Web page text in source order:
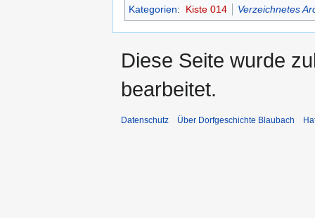
Kategorien: Kiste 014 Verzeichnetes
Diese Seite wurde
bearbeitet.
Datenschutz Über Dorfgeschichte Blaubach